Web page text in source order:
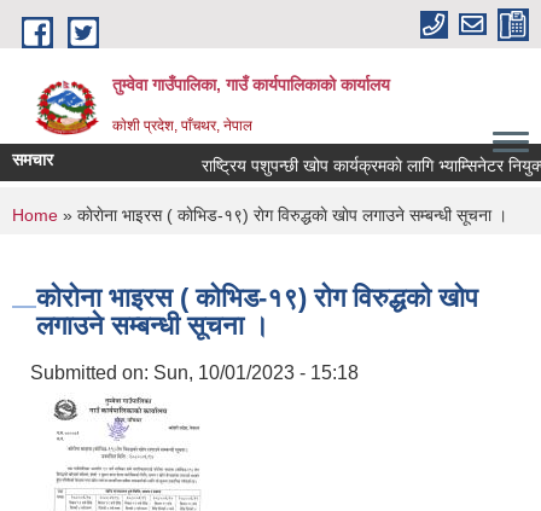
Skip to main content
तुम्वेवा गाउँपालिका, गाउँ कार्यपालिकाको कार्यालय
काेशी प्रदेश, पाँचथर, नेपाल
समचार राष्ट्रिय पशुपन्छी खोप कार्यक्रमकाे लागि भ्याम्सिनेटर
You are here
Home » काेराेना भाइरस ( काेभिड-१९) राेग विरुद्धकाे खाेप लगाउने सम्बन्धी सूचना ।
काेराेना भाइरस ( काेभिड-१९) राेग विरुद्धकाे खाेप
लगाउने सम्बन्धी सूचना ।
Submitted on: Sun, 10/01/2023 - 15:18